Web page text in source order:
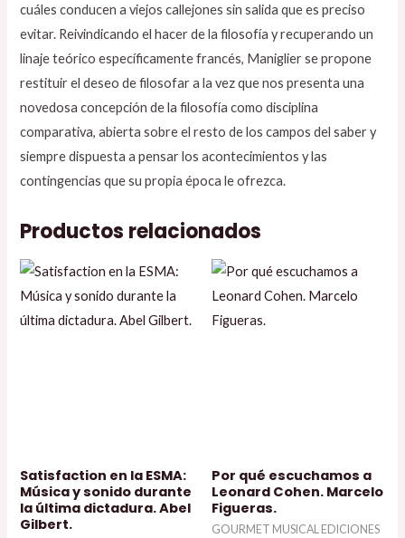
cuáles conducen a viejos callejones sin salida que es preciso
evitar. Reivindicando el hacer de la filosofía y recuperando un
linaje teórico específicamente francés, Maniglier se propone
restituir el deseo de filosofar a la vez que nos presenta una
novedosa concepción de la filosofía como disciplina
comparativa, abierta sobre el resto de los campos del saber y
siempre dispuesta a pensar los acontecimientos y las
contingencias que su propia época le ofrezca.
Productos relacionados
Satisfaction en la ESMA:
Música y sonido durante
la última dictadura. Abel
Gilbert.
Por qué escuchamos a
Leonard Cohen. Marcelo
Figueras.
GOURMET MUSICAL EDICIONES